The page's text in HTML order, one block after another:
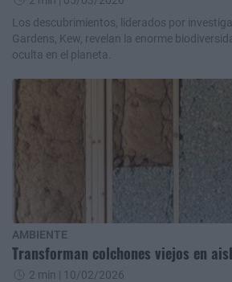
Los descubrimientos, liderados por
Gardens, Kew, revelan la enorme
oculta en el planeta.
AMBIENTE
Transforman colchones viejos en
2 min | 10/02/2026